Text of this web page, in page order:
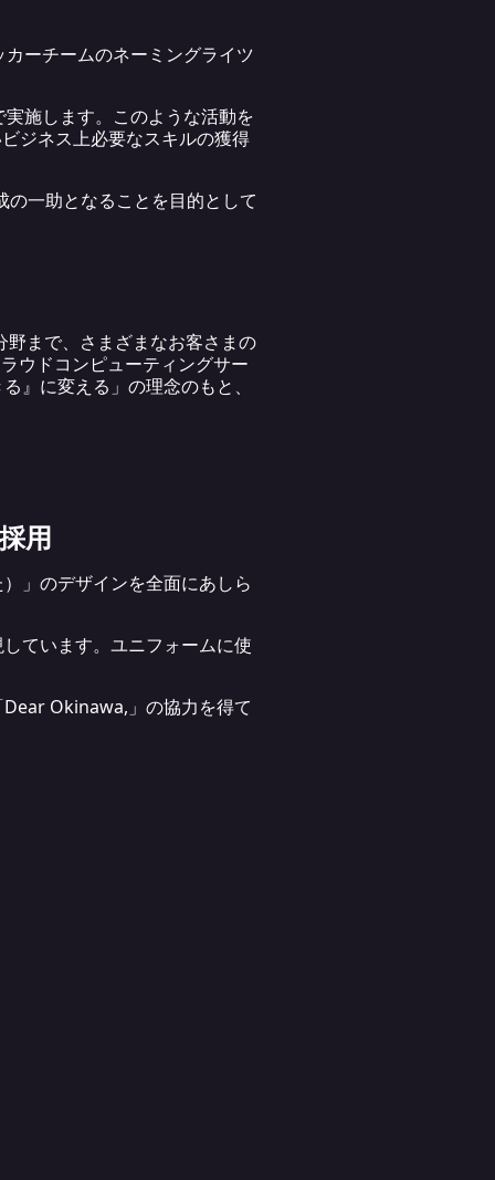
ーチームのネーミングライツ
施します。このような活動を
ジネス上必要なスキルの獲得
一助となることを目的として
まで、さまざまなお客さまの
ウドコンピューティングサー
』に変える」の理念のもと、
用
」のデザインを全面にあしら
ています。ユニフォームに使
Okinawa,」の協力を得て